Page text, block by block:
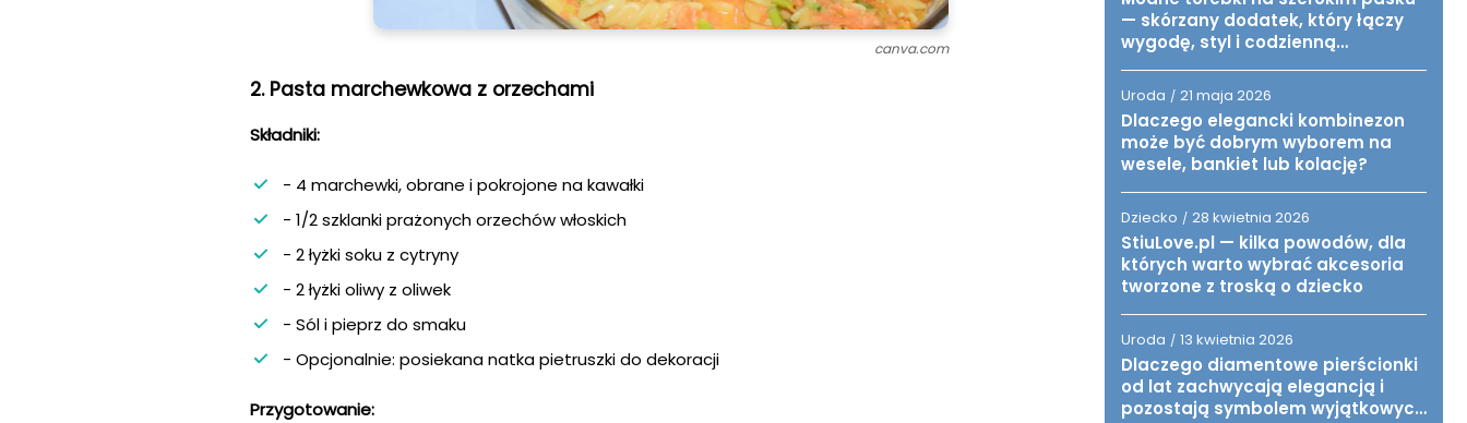
canva.com
2. Pasta marchewkowa z orzechami
Składniki:
- 4 marchewki, obrane i pokrojone na kawałki
- 1/2 szklanki prażonych orzechów włoskich
- 2 łyżki soku z cytryny
- 2 łyżki oliwy z oliwek
- Sól i pieprz do smaku
- Opcjonalnie: posiekana natka pietruszki do dekoracji
Przygotowanie:
— skórzany dodatek, który łączy
wygodę, styl i codzienną
Uroda / 21 maja 2026
Dlaczego elegancki kombinezon
może być dobrym wyborem na
wesele, bankiet lub kolację?
Dziecko / 28 kwietnia 2026
StiuLove.pl — kilka powodów, dla
których warto wybrać akcesoria
tworzone z troską o dziecko
Uroda / 13 kwietnia 2026
Dlaczego diamentowe pierścionki
od lat zachwycają elegancją i
pozostają symbolem wyjątkowych